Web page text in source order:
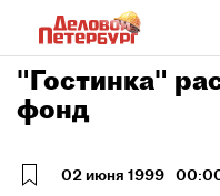
"Гостинка"
фонд
02 июня 1999